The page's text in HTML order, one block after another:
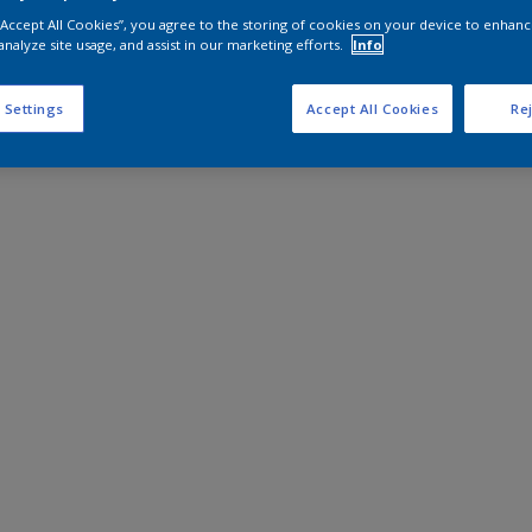
All Cookies”, you agree to the storing of cookies on your device to
site usage, and assist in our marketing efforts.
Info
Settings Accept All Cookies